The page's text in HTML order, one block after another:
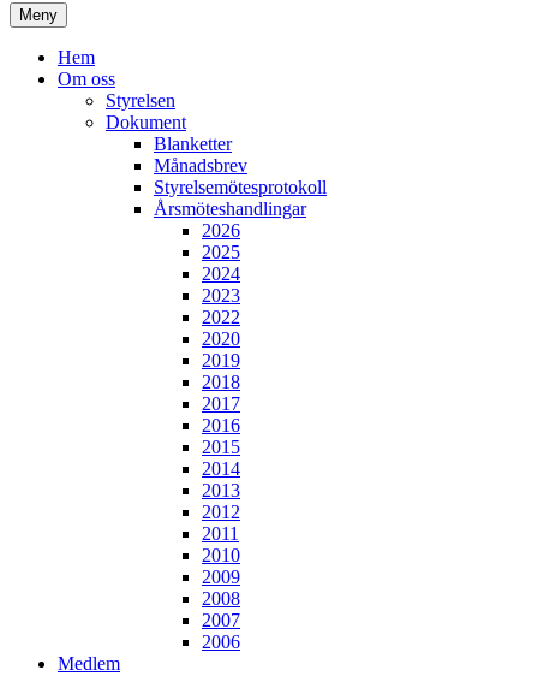
Meny Hoppa
till
innehåll
Hem
Om oss
Styrelsen
Dokument
Blanketter
Månadsbrev
Styrelsemötesprotokoll
Årsmöteshandlingar
2026
2025
2024
2023
2022
2020
2019
2018
2017
2016
2015
2014
2013
2012
2011
2010
2009
2008
2007
2006
Medlem